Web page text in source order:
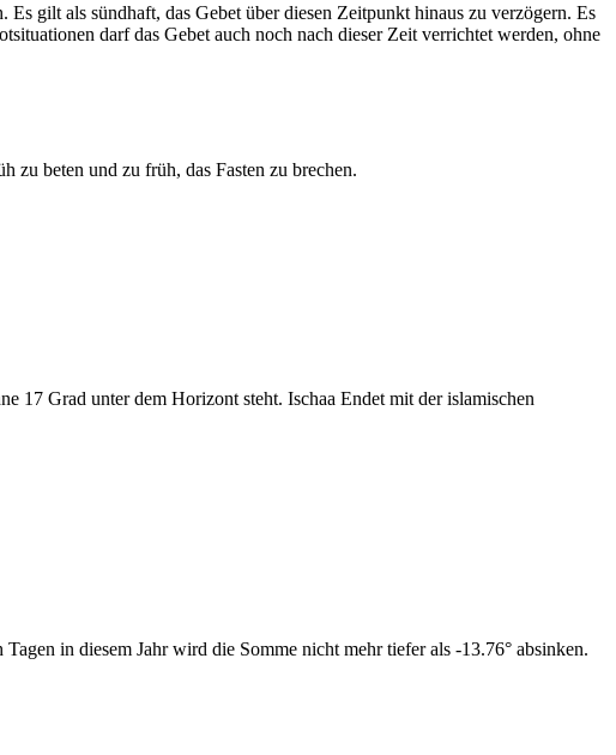
gilt als sündhaft, das Gebet über diesen Zeitpunkt hinaus zu verzögern. Es
darf das Gebet auch noch nach dieser Zeit verrichtet werden, ohne
zu beten und zu früh, das Fasten zu brechen.
17 Grad unter dem Horizont steht. Ischaa Endet mit der islamischen
in diesem Jahr wird die Somme nicht mehr tiefer als -13.76° absinken.